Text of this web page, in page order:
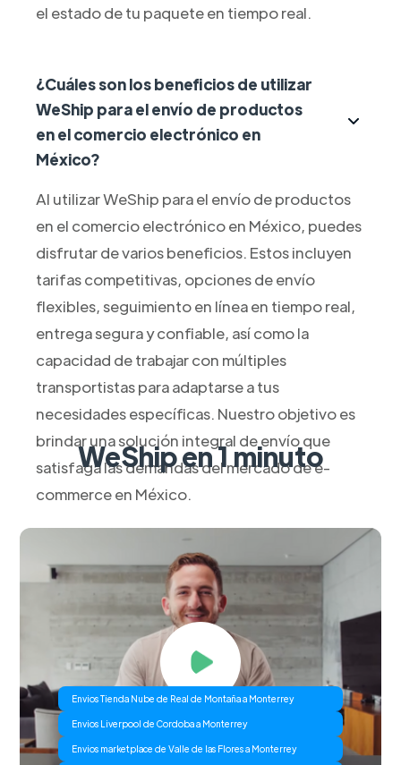
el estado de tu paquete en tiempo real.
¿Cuáles son los beneficios de utilizar
WeShip para el envío de productos
en el comercio electrónico en
México?
Al utilizar WeShip para el envío de productos
en el comercio electrónico en México, puedes
disfrutar de varios beneficios. Estos incluyen
tarifas competitivas, opciones de envío
flexibles, seguimiento en línea en tiempo real,
entrega segura y confiable, así como la
capacidad de trabajar con múltiples
transportistas para adaptarse a tus
necesidades específicas. Nuestro objetivo es
brindar una solución integral de envío que
satisfaga las demandas del mercado de e-
commerce en México.
WeShip en 1 minuto
Envios Tienda Nube de Real de Montaña a Monterrey
Envios Liverpool de Cordoba a Monterrey
Envios marketplace de Valle de las Flores a Monterrey